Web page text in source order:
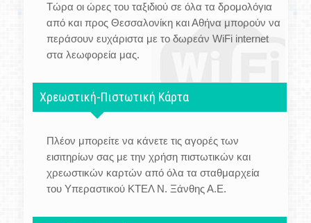
Τώρα οι ώρες του ταξιδιού σε όλα τα δρομολόγια
από και προς Θεσσαλονίκη και Αθήνα μπορούν να
περάσουν ευχάριστα με το δωρεάν WiFi internet
στα λεωφορεία μας.
Χρεωστική-Πιστωτική Κάρτα
Πλέον μπορείτε να κάνετε τις αγορές των
εισιτηρίων σας με την χρήση πιστωτικών και
χρεωστικών καρτών από όλα τα σταθμαρχεία
του Υπεραστικού ΚΤΕΛ Ν. Ξάνθης Α.Ε.